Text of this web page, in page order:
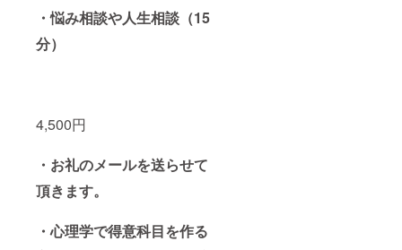
・悩み相談や人生相談（15
分）
4,500円
・お礼のメールを送らせて
頂きます。
・心理学で得意科目を作る